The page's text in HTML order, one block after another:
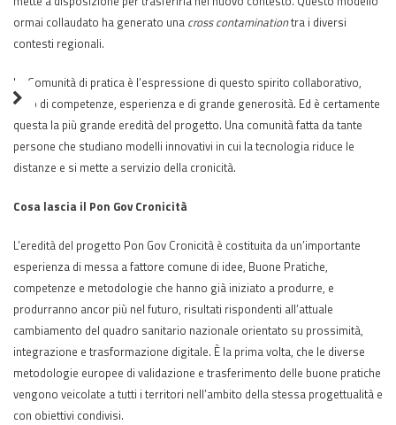
ormai collaudato ha generato una cross contaminationtra i diversi
contesti regionali.
La Comunità di pratica è l’espressione di questo spirito collaborativo,
fatto di competenze, esperienza e di grande generosità. Ed è certamente
questa la più grande eredità del progetto. Una comunità fatta da tante
persone che studiano modelli innovativi in cui la tecnologia riduce le
distanze e si mette a servizio della cronicità.
Cosa lascia il Pon Gov Cronicità
L’eredità del progetto Pon Gov Cronicità è costituita da un’importante
esperienza di messa a fattore comune di idee, Buone Pratiche,
competenze e metodologie che hanno già iniziato a produrre, e
produrranno ancor più nel futuro, risultati rispondenti all’attuale
cambiamento del quadro sanitario nazionale orientato su prossimità,
integrazione e trasformazione digitale. È la prima volta, che le diverse
metodologie europee di validazione e trasferimento delle buone pratiche
vengono veicolate a tutti i territori nell’ambito della stessa progettualità e
con obiettivi condivisi.